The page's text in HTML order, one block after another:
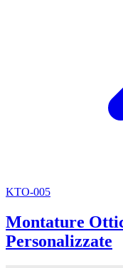
KTO-005
Montature
Personalizzate